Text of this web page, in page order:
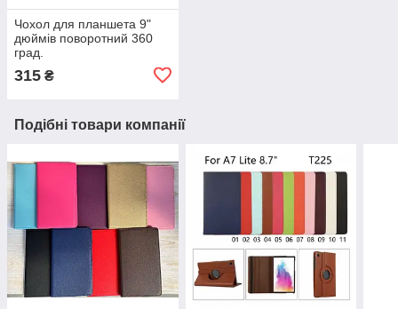
Чохол для планшета 9"
дюймів поворотний 360
град.
315 ₴
Подібні товари компанії